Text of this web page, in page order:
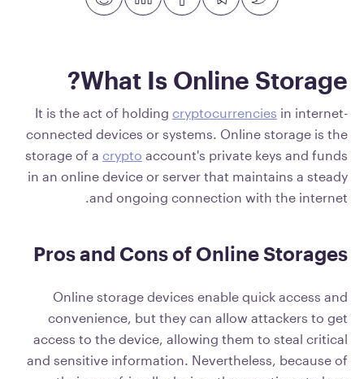
What Is Online Storage?
It is the act of holding cryptocurrencies in internet-
connected devices or systems. Online storage is the
storage of a crypto account's private keys and funds
in an online device or server that maintains a steady
and ongoing connection with the internet.
Pros and Cons of Online Storages
Online storage devices enable quick access and
convenience, but they can allow attackers to get
access to the device, allowing them to steal critical
and sensitive information. Nevertheless, because of